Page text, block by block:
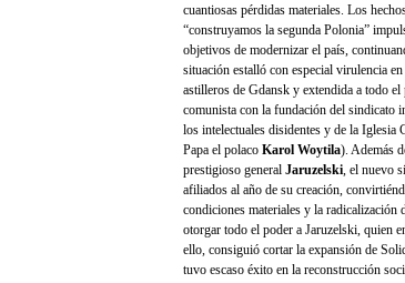
cuantiosas pérdidas materiales. Los
“construyamos la segunda Polonia”
objetivos de modernizar el país,
situación estalló con especial virulencia
astilleros de Gdansk y extendida a todo
comunista con la fundación del sindicato
los intelectuales disidentes y de la Igle­sia
Papa el polaco Karol Woytila). Además
prestigioso general Jaruzelski, el nuevo
afiliados al año de su creación,
condiciones materiales y la radicalización
otorgar todo el poder a Jaruzelski, quien
ello, consi­guió cortar la expan­sión de
tuvo escaso éxito en la reconstrucción